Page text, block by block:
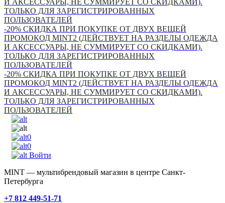
И АКСЕССУАРЫ, НЕ СУММИРУЕТ СО СКИДКАМИ).
ТОЛЬКО ДЛЯ ЗАРЕГИСТРИРОВАННЫХ
ПОЛЬЗОВАТЕЛЕЙ
-20% СКИДКА ПРИ ПОКУПКЕ ОТ ДВУХ ВЕЩЕЙ
ПРОМОКОД MINT2 (ДЕЙСТВУЕТ НА РАЗДЕЛЫ ОДЕЖДА
И АКСЕССУАРЫ, НЕ СУММИРУЕТ СО СКИДКАМИ).
ТОЛЬКО ДЛЯ ЗАРЕГИСТРИРОВАННЫХ
ПОЛЬЗОВАТЕЛЕЙ
-20% СКИДКА ПРИ ПОКУПКЕ ОТ ДВУХ ВЕЩЕЙ
ПРОМОКОД MINT2 (ДЕЙСТВУЕТ НА РАЗДЕЛЫ ОДЕЖДА
И АКСЕССУАРЫ, НЕ СУММИРУЕТ СО СКИДКАМИ).
ТОЛЬКО ДЛЯ ЗАРЕГИСТРИРОВАННЫХ
ПОЛЬЗОВАТЕЛЕЙ
0
0
Войти
MINT — мультибрендовый магазин в центре Санкт-
Петербурга
+7 812 449-51-71